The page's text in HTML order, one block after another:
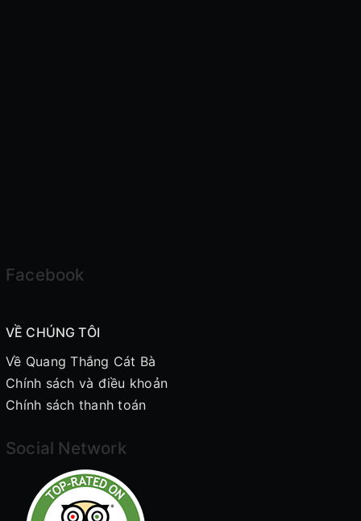
Facebook
VỀ CHÚNG TÔI
Về Quang Thắng Cát Bà
Chính sách và điều khoản
Chính sách thanh toán
Social Network